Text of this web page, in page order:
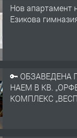
Нов апартамент
Езикова
🔑 ОБЗАВЕДЕНА
НАЕМ В КВ.
КОМПЛЕКС